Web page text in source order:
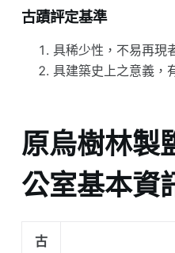
古蹟評定基準
具稀少性，不易再現
具建築史上之意義，
原烏樹林製
公室基本資
古